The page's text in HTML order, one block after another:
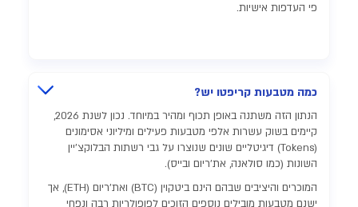
פי העדפות אישיות.
כמה מטבעות קריפטו יש?
הנתון הזה משתנה באופן תכוף ומהיר במיוחד. נכון לשנת 2026,
קיימים בשוק עשרות אלפי מטבעות פעילים ומיליוני אסימונים
(Tokens) דיגיטליים שונים שנוצרו על גבי רשתות הבלוקצ'יין
השונות (כמו סולאנה, את'ריום ובייס).
המוכרים והיציבים שבהם הינם ביטקוין (BTC) ואת'ריום (ETH), אך
ישנם מטבעות מובילים נוספים הזוכים לפופולריות רבה ונפחי